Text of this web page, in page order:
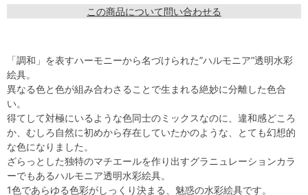
この商品について問い合わせる
「調和」を表すハーモニーから名づけられた”ハルモニア”透明水彩
絵具。
異なる色と色が組み合わさることで生まれる絶妙に分離した色合
い。
得てして対極にいるような色同士のミックスなのに、違和感どころ
か、むしろ自然に初めから存在していたかのような、とても幻想的
な色になりました。
ざらっとした独特のマチエールを作り出すグラニュレーションカラ
ーでもあるハルモニア透明水彩絵具。
1色であらゆる色彩がしっくり決まる、魅惑の水彩絵具です。